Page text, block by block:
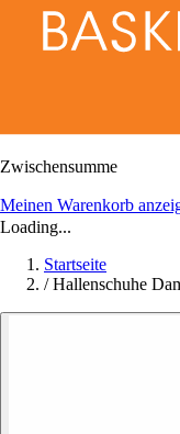
Zwischensumme
Meinen Warenkorb
Loading...
Startseite
/ Hallenschuhe